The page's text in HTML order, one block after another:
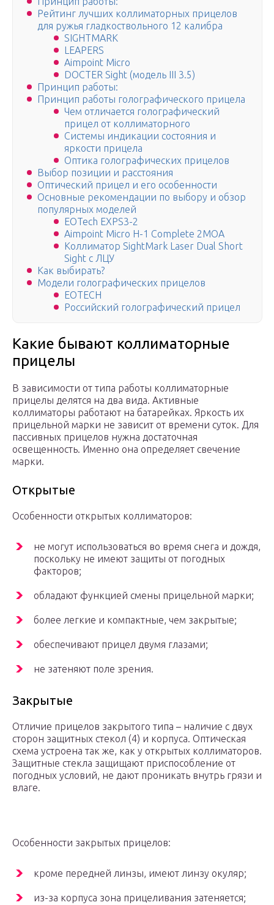
Рейтинг лучших коллиматорных прицелов
для ружья гладкоствольного 12 калибра
SIGHTMARK
LEAPERS
Aimpoint Micro
DOCTER Sight (модель III 3.5)
Принцип работы:
Принцип работы голографического прицела
Чем отличается голографический
прицел от коллиматорного
Системы индикации состояния и
яркости прицела
Оптика голографических прицелов
Выбор позиции и расстояния
Оптический прицел и его особенности
Основные рекомендации по выбору и обзор
популярных моделей
EOTech EXPS3-2
Aimpoint Micro H-1 Complete 2MOA
Коллиматор SightMark Laser Dual Short
Sight с ЛЦУ
Как выбирать?
Модели голографических прицелов
EOTECH
Российский голографический прицел
Какие бывают коллиматорные
прицелы
В зависимости от типа работы коллиматорные
прицелы делятся на два вида. Активные
коллиматоры работают на батарейках. Яркость их
прицельной марки не зависит от времени суток. Для
пассивных прицелов нужна достаточная
освещенность. Именно она определяет свечение
марки.
Открытые
Особенности открытых коллиматоров:
не могут использоваться во время снега и дождя,
поскольку не имеют защиты от погодных
факторов;
обладают функцией смены прицельной марки;
более легкие и компактные, чем закрытые;
обеспечивают прицел двумя глазами;
не затеняют поле зрения.
Закрытые
Отличие прицелов закрытого типа – наличие с двух
сторон защитных стекол (4) и корпуса. Оптическая
схема устроена так же, как у открытых коллиматоров.
Защитные стекла защищают приспособление от
погодных условий, не дают проникать внутрь грязи и
влаге.
Особенности закрытых прицелов:
кроме передней линзы, имеют линзу окуляр;
из-за корпуса зона прицеливания затеняется;